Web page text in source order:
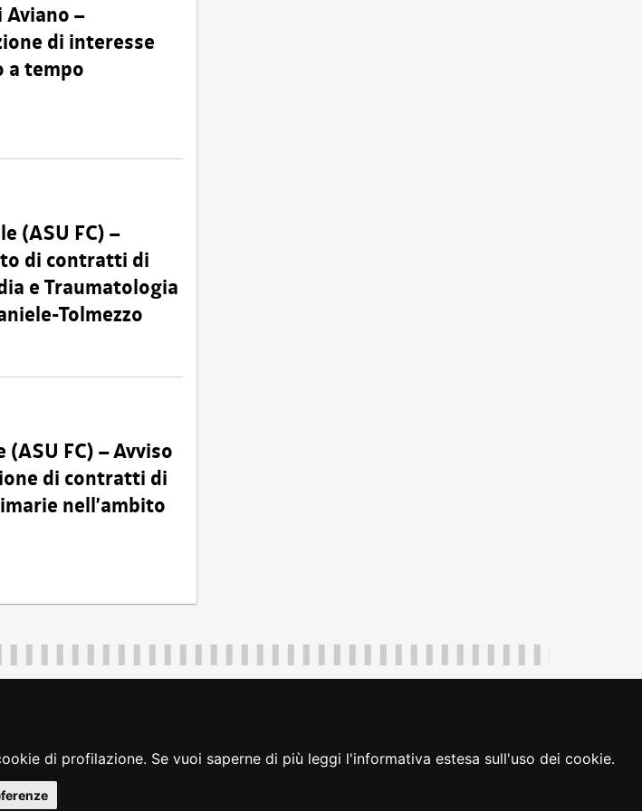
di profilazione. Se vuoi saperne di più leggi l'informativa estesa sull'uso dei cookie.
–
di interesse
a tempo
(ASU FC) –
di contratti di
e Traumatologia
Tolmezzo
FC) – Avviso
di contratti di
nell’ambito
di accessibilità feedback cambio preferenze cookie loginFVG